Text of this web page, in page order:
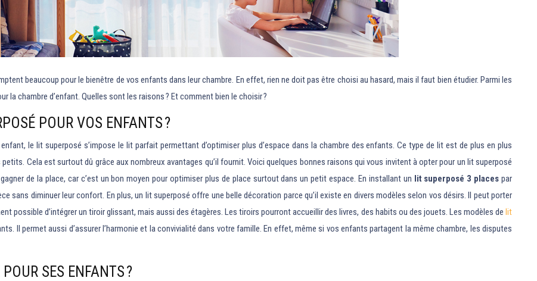
beaucoup pour le bienêtre de vos enfants dans leur chambre. En effet, rien ne doit pas être choisi au hasard, mais il faut bien étudier. Parmi les
chambre d’enfant. Quelles sont les raisons ? Et comment bien le choisir ?
POUR VOS ENFANTS ?
le lit superposé s’impose le lit parfait permettant d’optimiser plus d’espace dans la chambre des enfants. Ce type de lit est de plus en plus
Cela est surtout dû grâce aux nombreux avantages qu’il fournit. Voici quelques bonnes raisons qui vous invitent à opter pour un lit superposé
de la place, car c’est un bon moyen pour optimiser plus de place surtout dans un petit espace. En installant un lit superposé 3 places par
sans diminuer leur confort. En plus, un lit superposé offre une belle décoration parce qu’il existe en divers modèles selon vos désirs. Il peut porter
possible d’intégrer un tiroir glissant, mais aussi des étagères. Les tiroirs pourront accueillir des livres, des habits ou des jouets. Les modèles de lit
Il permet aussi d’assurer l’harmonie et la convivialité dans votre famille. En effet, même si vos enfants partagent la même chambre, les disputes
SES ENFANTS ?